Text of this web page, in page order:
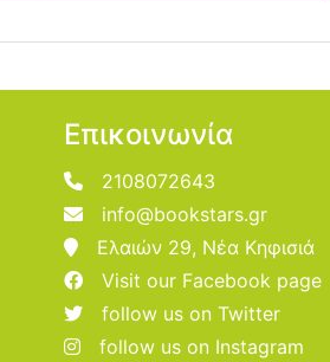
Επικοινωνία
2108072643
info@bookstars.gr
Ελαιών 29, Νέα Κηφισιά
Visit our Facebook page
follow us on Twitter
follow us on Instagram